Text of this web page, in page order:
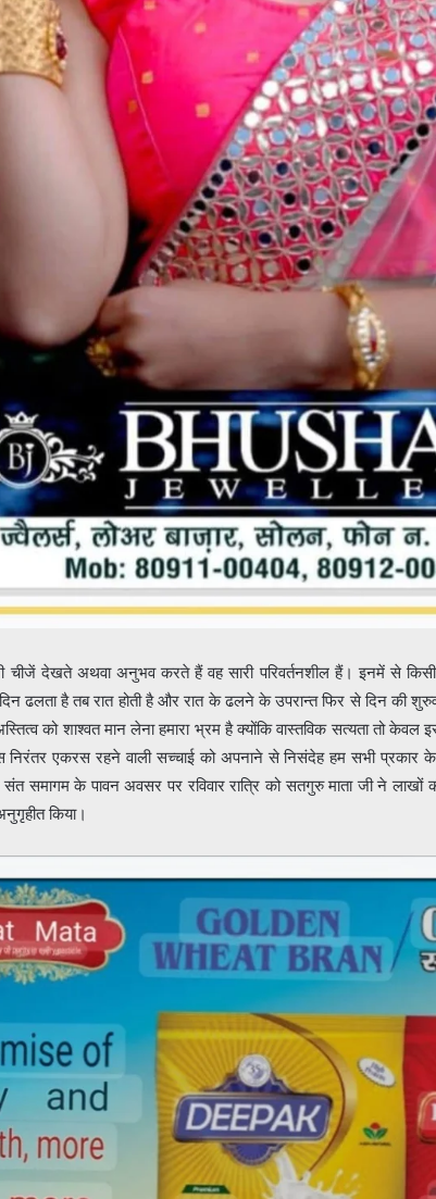
चीजें देखते अथवा अनुभव करते हैं वह सारी परिवर्तनशील हैं। इनमें से किसी
ढलता है तब रात होती है और रात के ढलने के उपरान्त फिर से दिन की
को शाश्वत मान लेना हमारा भ्रम है क्योंकि वास्तविक सत्यता तो केवल
निरंतर एकरस रहने वाली सच्चाई को अपनाने से निसंदेह हम सभी प्रकार
संत समागम के पावन अवसर पर रविवार रात्रि को सतगुरु माता जी ने लाखों
किया।